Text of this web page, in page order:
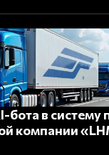
бота в систему
компании